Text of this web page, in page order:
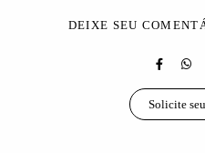
DEIXE SEU
Solicite